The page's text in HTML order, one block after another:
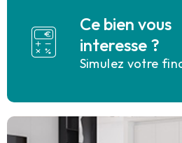
Ce bien vous
interesse ?
Simulez votre